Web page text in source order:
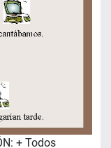
+ Todos